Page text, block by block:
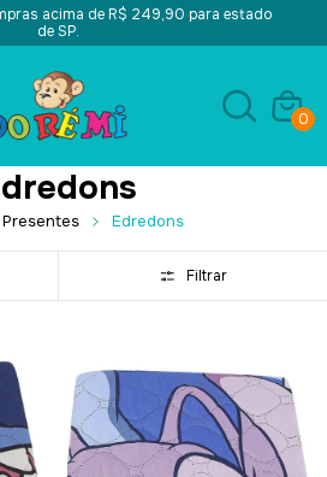
acima de R$ 249,90 para estado
de SP.
0
Presentes Edredons
Filtrar